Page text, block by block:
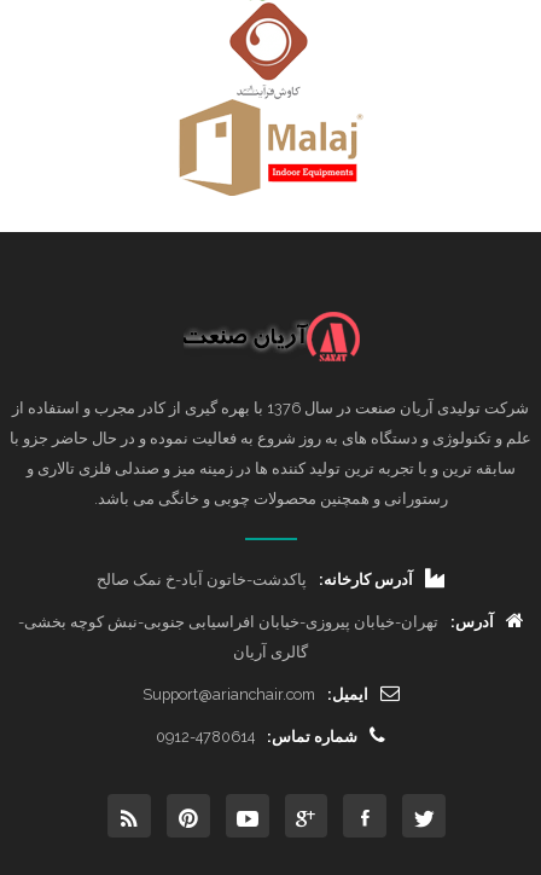
شرکت تولیدی آریان صنعت در سال 1376 با بهره گیری از کادر مجرب و استفاده از
علم و تکنولوژی و دستگاه های به روز شروع به فعالیت نموده و در حال حاضر جزو با
سابقه ترین و با تجربه ترین تولید کننده ها در زمینه میز و صندلی فلزی تالاری و
رستورانی و همچنین محصولات چوبی و خانگی می باشد.
آدرس کارخانه: پاکدشت-خاتون آباد-خ نمک صالح
آدرس:
تهران-خیابان پیروزی-خیابان افراسیابی جنوبی-نبش کوچه بخشی-
گالری آریان
ایمیل: Support@arianchair.com
شماره تماس: 0912-4780614